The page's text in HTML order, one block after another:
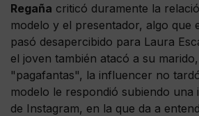
Regaña criticó duramente la
modelo y el presentador, algo que
pasó desapercibido para Laura
el joven también atacó a su
"pagafantas", la influencer no
modelo le respondió subiendo una
de Instagram, en la que da a